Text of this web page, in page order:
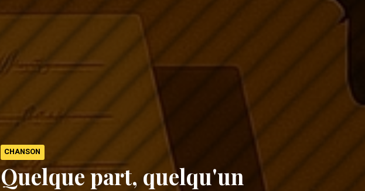
CHANSON
Quelque part, quelqu'un